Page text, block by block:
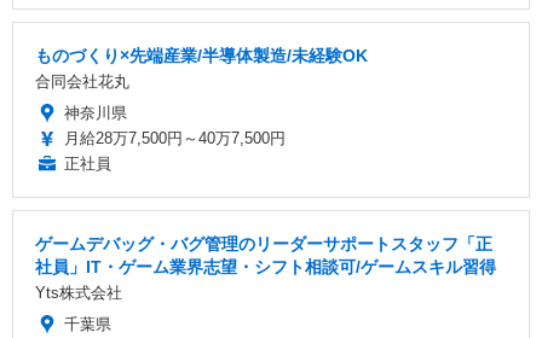
ものづくり×先端産業/半導体製造/未経験OK
合同会社花丸
神奈川県
月給28万7,500円～40万7,500円
正社員
ゲームデバッグ・バグ管理のリーダーサポートスタッフ「正
社員」IT・ゲーム業界志望・シフト相談可/ゲームスキル習得
Yts株式会社
千葉県